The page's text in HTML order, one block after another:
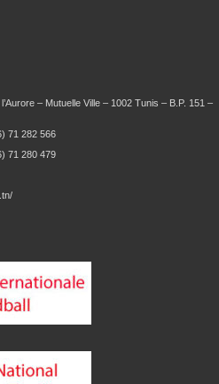
– Mutuelle Ville – 1002 Tunis – B.P. 151 –
71 282 566
71 280 479